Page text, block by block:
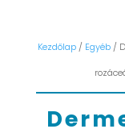
Kezdőlap/ Egyéb/